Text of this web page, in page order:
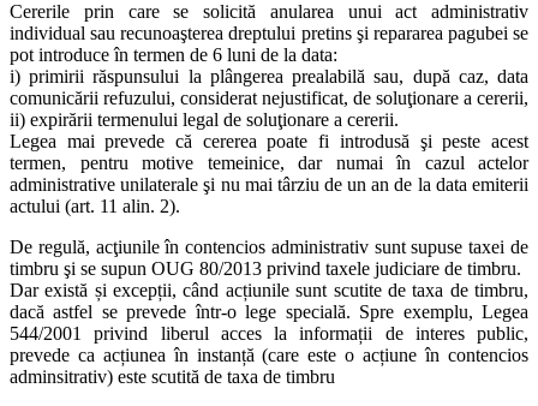
Cererile prin care se solicită anularea unui act administrativ
individual sau recunoaşterea dreptului pretins şi repararea pagubei se
pot introduce în termen de 6 luni de la data:
i) primirii răspunsului la plângerea prealabilă sau, după caz, data
comunicării refuzului, considerat nejustificat, de soluţionare a cererii,
ii) expirării termenului legal de soluţionare a cererii.
Legea mai prevede că cererea poate fi introdusă şi peste acest
termen, pentru motive temeinice, dar numai în cazul actelor
administrative unilaterale şi nu mai târziu de un an de la data emiterii
actului (art. 11 alin. 2).
De regulă, acţiunile în contencios administrativ sunt supuse taxei de
timbru şi se supun OUG 80/2013 privind taxele judiciare de timbru.
Dar există și excepții, când acțiunile sunt scutite de taxa de timbru,
dacă astfel se prevede într-o lege specială. Spre exemplu, Legea
544/2001 privind liberul acces la informații de interes public,
prevede ca acțiunea în instanță (care este o acțiune în contencios
adminsitrativ) este scutită de taxa de timbru